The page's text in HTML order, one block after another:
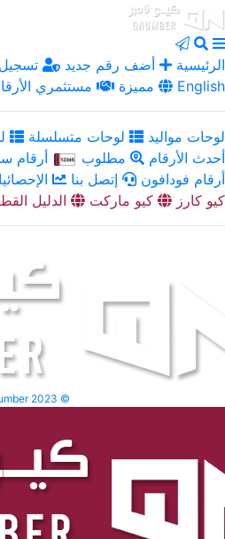
الرئيسية أضف رقم جديد
مميزة
مستثمري English
لوحات مواليد لوحات متسلسلة
أحدث الأرقام
مطلوب أرقام
أرقام فودافون
إتصل بنا
كيو كارز
كيو ماركت الدليل
2023 ©